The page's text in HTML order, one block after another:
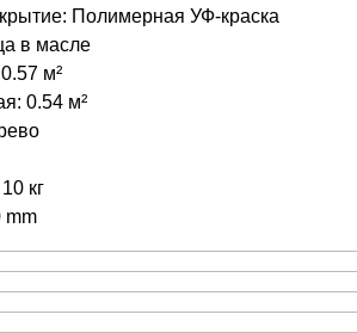
Полимерная УФ-краска
в масле
м²
0.54 м²
кг
mm